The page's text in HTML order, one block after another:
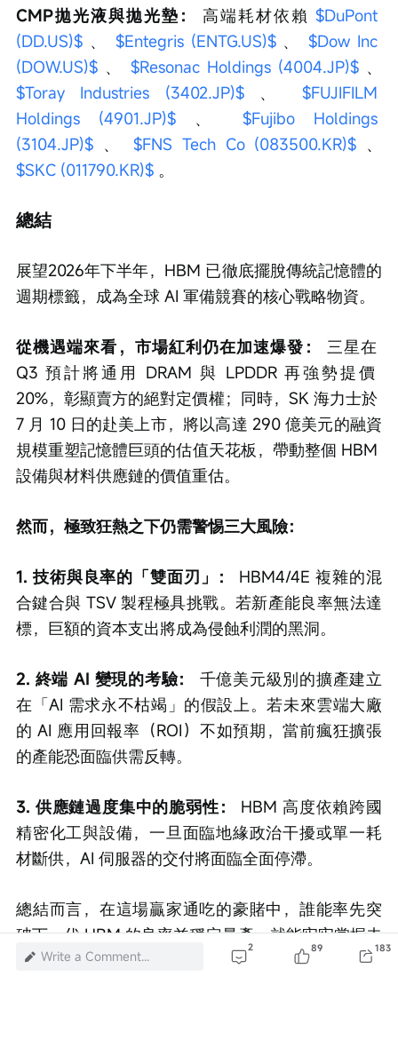
CMP拋光液與拋光墊： 高端耗材依賴 $DuPont
(DD.US)$ 、 $Entegris (ENTG.US)$ 、 $Dow Inc
(DOW.US)$ 、 $Resonac Holdings (4004.JP)$ 、
$Toray Industries (3402.JP)$ 、 $FUJIFILM
Holdings (4901.JP)$ 、 $Fujibo Holdings
(3104.JP)$ 、 $FNS Tech Co (083500.KR)$ 、
$SKC (011790.KR)$ 。
總結
展望2026年下半年，HBM 已徹底擺脫傳統記憶體的
週期標籤，成為全球 AI 軍備競賽的核心戰略物資。
從機遇端來看，市場紅利仍在加速爆發：
三星在
Q3 預計將通用 DRAM 與 LPDDR 再強勢提價
20%，彰顯賣方的絕對定價權；同時，SK 海力士於
7 月 10 日的赴美上市，將以高達 290 億美元的融資
規模重塑記憶體巨頭的估值天花板，帶動整個 HBM
設備與材料供應鏈的價值重估。
然而，極致狂熱之下仍需警惕三大風險：
1. 技術與良率的「雙面刃」： HBM4/4E 複雜的混
合鍵合與 TSV 製程極具挑戰。若新產能良率無法達
標，巨額的資本支出將成為侵蝕利潤的黑洞。
2. 終端 AI 變現的考驗： 千億美元級別的擴產建立
在「AI 需求永不枯竭」的假設上。若未來雲端大廠
的 AI 應用回報率（ROI）不如預期，當前瘋狂擴張
的產能恐面臨供需反轉。
3. 供應鏈過度集中的脆弱性：
HBM 高度依賴跨國
精密化工與設備，一旦面臨地緣政治干擾或單一耗
材斷供，AI 伺服器的交付將面臨全面停滯。
總結而言，在這場贏家通吃的豪賭中，誰能率先突
破下一代 HBM 的良率並穩定量產，就能牢牢掌握未
來數年 AI 產業鏈的利潤分配權；但高昂的技術與資
Write a Comment...
2 89 183